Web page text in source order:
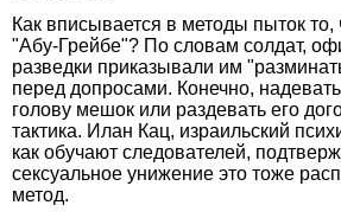
Как вписывается в методы пыток то,
"Абу-Грейбе"? По словам солдат,
разведки приказывали им
перед допросами. Конечно,
голову мешок или раздевать его
тактика. Илан Кац, израильский
как обучают следователей,
сексуальное унижение это тоже
метод.